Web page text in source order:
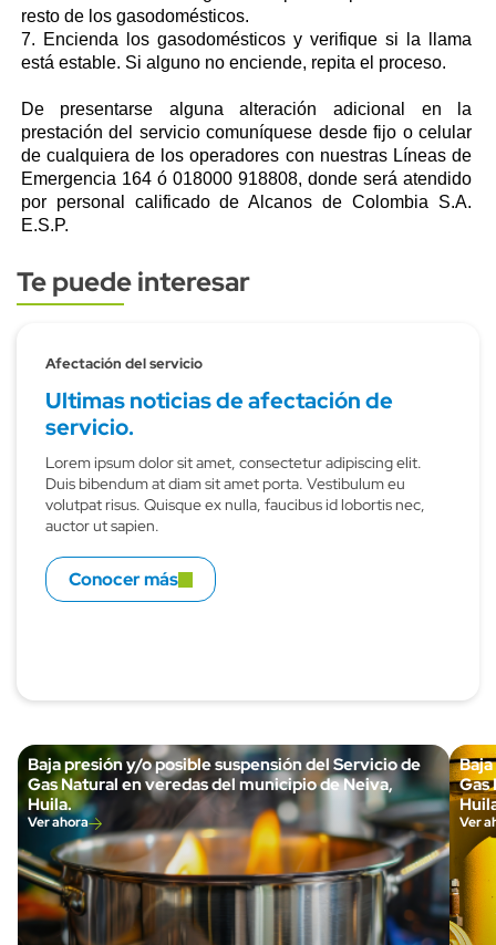
resto de los gasodomésticos.
7. Encienda los gasodomésticos y verifique si la llama
está estable. Si alguno no enciende, repita el proceso.
De presentarse alguna alteración adicional en la
prestación del servicio comuníquese desde fijo o celular
de cualquiera de los operadores con nuestras Líneas de
Emergencia 164 ó 018000 918808, donde será atendido
por personal calificado de Alcanos de Colombia S.A.
E.S.P.
Subtitulo
Te puede interesar
Afectación del servicio
Ultimas noticias de afectación de
servicio.
Lorem ipsum dolor sit amet, consectetur adipiscing elit.
Duis bibendum at diam sit amet porta. Vestibulum eu
volutpat risus. Quisque ex nulla, faucibus id lobortis nec,
auctor ut sapien.
Conocer más
Baja presión y/o posible suspensión del Servicio de
Gas Natural en veredas del municipio de Neiva,
Huila.
Ver ahora
Gas
Ver